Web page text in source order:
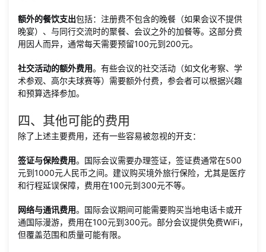
额外的餐饮支出包括：注册费不包含的晚餐（如果会议不提供
晚宴）、与同行交流时的聚餐、会议之外的加餐等。这部分费
用因人而异，通常每天需要预留100元到200元。
社交活动的额外费用。有些会议的社交活动（如文化考察、学
术参观、高尔夫球赛等）需要额外付费，参会者可以根据兴趣
和预算选择参加。
四、其他可能的费用
除了上述主要费用，还有一些容易被忽视的开支：
签证与保险费用。国际会议需要办理签证，签证费通常在500
元到1000元人民币之间。建议购买境外旅行保险，尤其是医疗
和行程延误保障，费用在100元到300元不等。
网络与通讯费用。国际会议期间可能需要购买当地电话卡或开
通国际漫游，费用在100元到300元。部分会议提供免费WiFi，
但覆盖范围和质量可能有限。